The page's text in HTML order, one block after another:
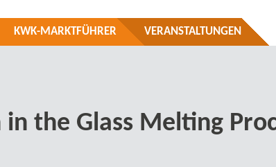
KWK-MARKTFÜHRER VERANSTALTUNGEN
in the Glass Melting